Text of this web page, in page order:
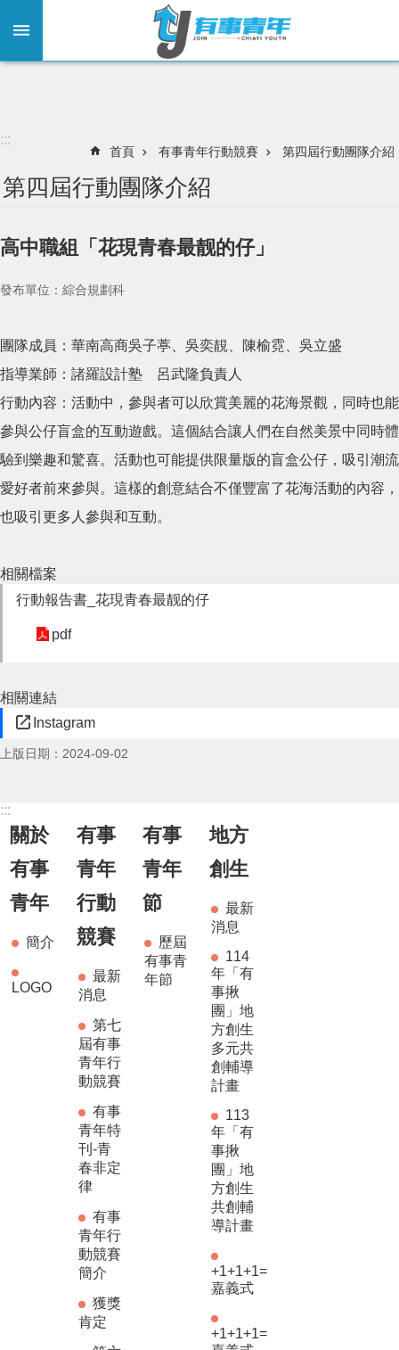
:::
首頁 有事青年行動競賽 第四屆行動團隊介紹
第四屆行動團隊介紹
高中職組「花現青春最靓的仔」
發布單位：綜合規劃科
團隊成員：華南高商吳子葶、吳奕靚、陳榆霓、吳立盛
指導業師：諸羅設計塾 呂武隆負責人
行動內容：活動中，參與者可以欣賞美麗的花海景觀，同時也能
參與公仔盲盒的互動遊戲。這個結合讓人們在自然美景中同時體
驗到樂趣和驚喜。活動也可能提供限量版的盲盒公仔，吸引潮流
愛好者前來參與。這樣的創意結合不僅豐富了花海活動的內容，
也吸引更多人參與和互動。
相關檔案
行動報告書_花現青春最靓的仔
pdf
相關連結
Instagram
上版日期：2024-09-02
:::
關於
有事
青年
簡介
LOGO
有事
青年
行動
競賽
最新
消息
第七
屆有事
青年行
動競賽
有事
青年特
刊-青
春非定
律
有事
青年行
動競賽
簡介
獲獎
肯定
有事
青年
節
歷屆
有事青
年節
地方
創生
最新
消息
114
年「有
事揪
團」地
方創生
多元共
創輔導
計畫
113
年「有
事揪
團」地
方創生
共創輔
導計畫
+1+1+1=
嘉義式
+1+1+1=